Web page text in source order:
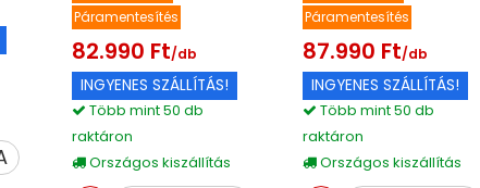
Páramentesítés
82.990 Ft/db
INGYENES SZÁLLÍTÁS!
Több mint 50 db
raktáron
Országos kiszállítás
Páramentesítés
87.990 Ft/db
INGYENES SZÁLLÍTÁS!
Több mint 50 db
raktáron
Országos kiszállítás